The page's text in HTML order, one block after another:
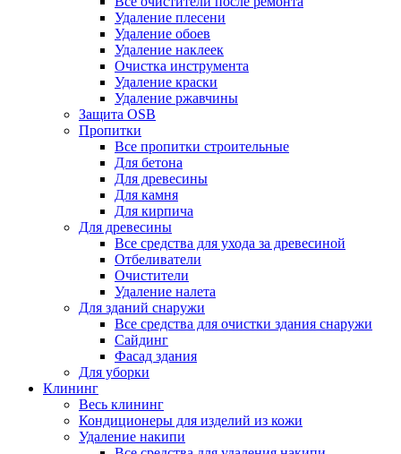
Удаление плесени
Удаление обоев
Удаление наклеек
Очистка инструмента
Удаление краски
Удаление ржавчины
Защита OSB
Пропитки
Все пропитки строительные
Для бетона
Для древесины
Для камня
Для кирпича
Для древесины
Все средства для ухода за древесиной
Отбеливатели
Очистители
Удаление налета
Для зданий снаружи
Все средства для очистки здания снаружи
Сайдинг
Фасад здания
Для уборки
Клининг
Весь клининг
Кондиционеры для изделий из кожи
Удаление накипи